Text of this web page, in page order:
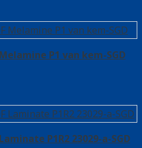
P1 van kem-SGD
P1R2 23029-a-SGD